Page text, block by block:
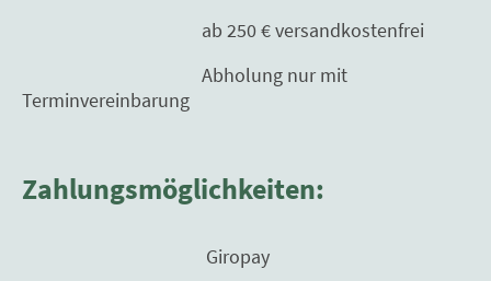
ab 250 € versandkostenfrei
Abholung nur mit
Terminvereinbarung
Zahlungsmöglichkeiten:
Giropay